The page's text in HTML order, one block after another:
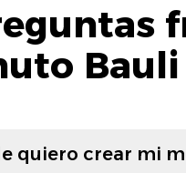
quiero crear mi